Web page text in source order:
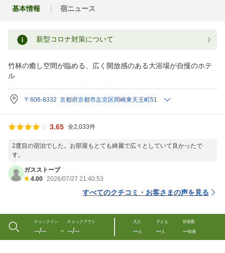
基本情報 宿ニュース
新型コロナ対策について
竹林の癒し空間が臨める、広く開放感のある大浴場が自慢のホテ
ル
〒606-8332 京都府京都市左京区岡崎東天王町51
3.65 全2,033件
2度目の宿泊でした。お部屋もとても綺麗で広々としていて良かったで
す。
ガスストーブ
4.00 2026/07/27 21:40:53
すべてのクチコミ・お客さまの声を見る
チェックイン
--/-- 〜
チェックアウト
--/--
大人
--人
子ども
--人
部屋数
--部屋